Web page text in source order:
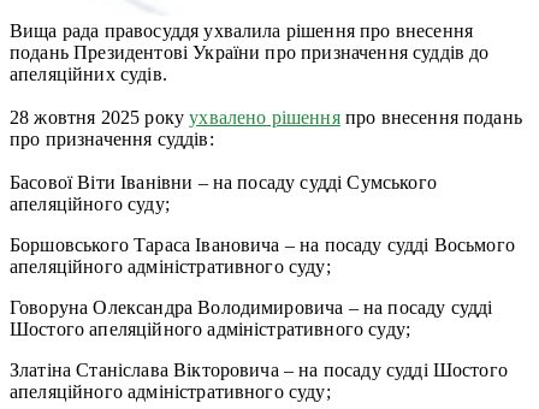
Вища рада правосуддя ухвалила рішення про внесення
подань Президентові України про призначення суддів до
апеляційних судів.
28 жовтня 2025 рокуухвалено рішенняпро внесення подань
про призначення суддів:
Басової Віти Іванівни – на посаду судді Сумського
апеляційного суду;
Боршовського Тараса Івановича – на посаду судді Восьмого
апеляційного адміністративного суду;
Говоруна Олександра Володимировича – на посаду судді
Шостого апеляційного адміністративного суду;
Златіна Станіслава Вікторовича – на посаду судді Шостого
апеляційного адміністративного суду;